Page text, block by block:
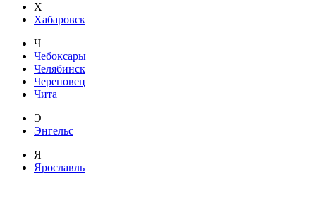
Х
Хабаровск
Ч
Чебоксары
Челябинск
Череповец
Чита
Э
Энгельс
Я
Ярославль